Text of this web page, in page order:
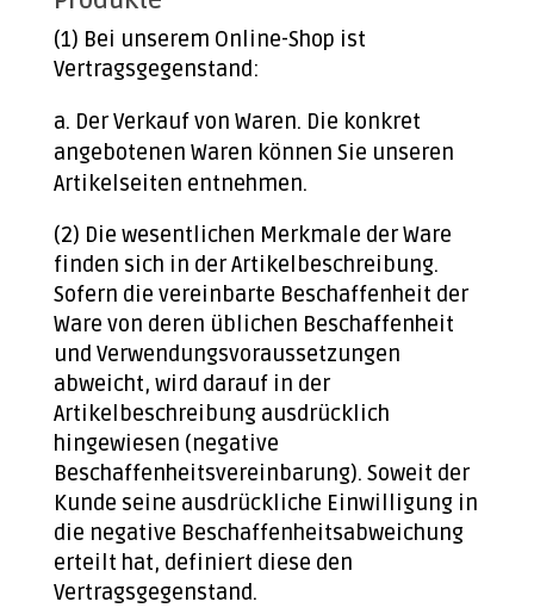
(1) Bei unserem Online-Shop ist
Vertragsgegenstand:
Der Verkauf von Waren. Die konkret
angebotenen Waren können Sie unseren
Artikelseiten entnehmen.
(2) Die wesentlichen Merkmale der Ware
finden sich in der Artikelbeschreibung.
Sofern die vereinbarte Beschaffenheit der
Ware von deren üblichen Beschaffenheit
und Verwendungsvoraussetzungen
abweicht, wird darauf in der
Artikelbeschreibung ausdrücklich
hingewiesen (negative
Beschaffenheitsvereinbarung). Soweit der
Kunde seine ausdrückliche Einwilligung in
die negative Beschaffenheitsabweichung
erteilt hat, definiert diese den
Vertragsgegenstand.